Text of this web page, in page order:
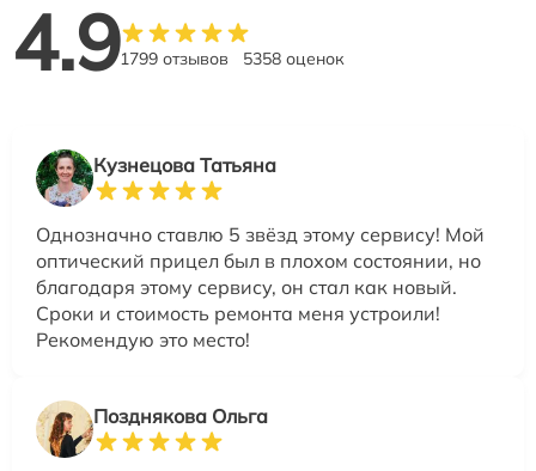
4.91799 отзывов 5358 оценок
Кузнецова Татьяна
Однозначно ставлю 5 звёзд этому сервису! Мой
оптический прицел был в плохом состоянии, но
благодаря этому сервису, он стал как новый.
Сроки и стоимость ремонта меня устроили!
Рекомендую это место!
Позднякова Ольга